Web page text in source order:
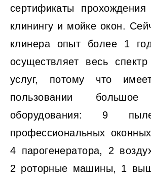
сертификаты
клинингу и мойке окон.
клинера опыт более 1
осуществляет весь
услуг, потому что
пользовании большое
оборудования: 9
профессиональных
4 парогенератора, 2
2 роторные машины, 1